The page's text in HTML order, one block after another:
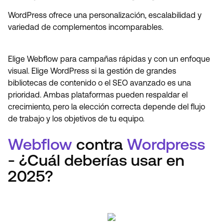
WordPress ofrece una personalización, escalabilidad y
variedad de complementos incomparables.
Elige Webflow para campañas rápidas y con un enfoque
visual. Elige WordPress si la gestión de grandes
bibliotecas de contenido o el SEO avanzado es una
prioridad. Ambas plataformas pueden respaldar el
crecimiento, pero la elección correcta depende del flujo
de trabajo y los objetivos de tu equipo.
Webflow contra Wordpress
- ¿Cuál deberías usar en
2025?